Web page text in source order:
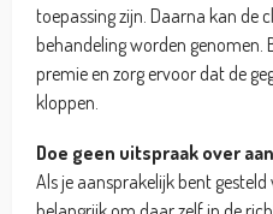
toepassing zijn. Daarna kan de
behandeling worden genomen.
premie en zorg ervoor dat de
kloppen.
Doe geen uitspraak over
Als je aansprakelijk bent